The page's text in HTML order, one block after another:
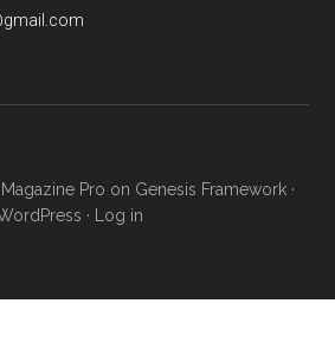
Magazine Pro on Genesis Framework·
· Log in